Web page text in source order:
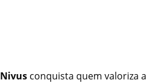
conquista quem valoriza a